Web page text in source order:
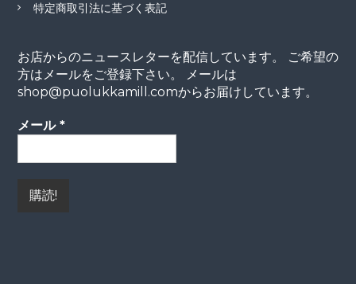
特定商取引法に基づく表記
お店からのニュースレターを配信しています。 ご希望の
方はメールをご登録下さい。 メールは
shop@puolukkamill.comからお届けしています。
メール *